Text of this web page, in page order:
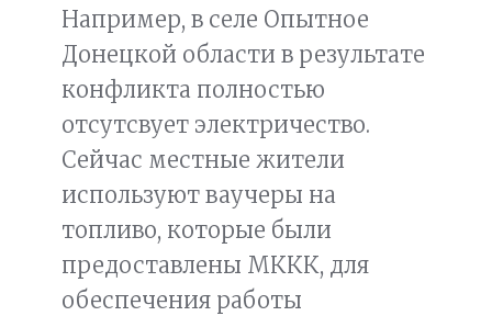
Например, в селе Опытное
Донецкой области в результате
конфликта полностью
отсутсвует электричество.
Сейчас местные жители
используют ваучеры на
топливо, которые были
предоставлены МККК, для
обеспечения работы